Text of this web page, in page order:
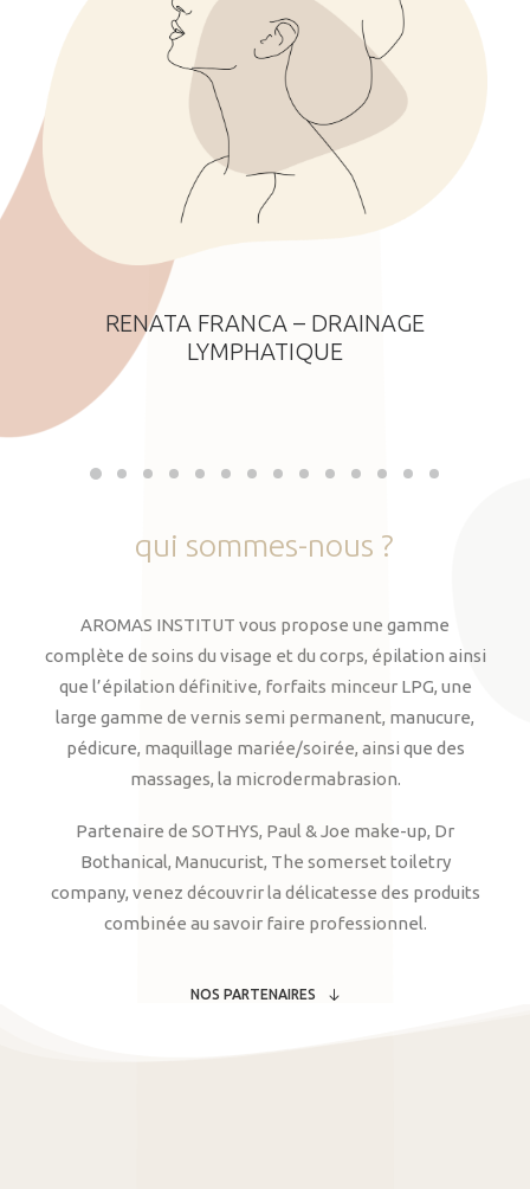
RENATA FRANCA – DRAINAGE
LYMPHATIQUE
qui sommes-nous ?
AROMAS INSTITUT vous propose une gamme
complète de soins du visage et du corps, épilation ainsi
que l’épilation définitive, forfaits minceur LPG, une
large gamme de vernis semi permanent, manucure,
pédicure, maquillage mariée/soirée, ainsi que des
massages, la microdermabrasion.
Partenaire de SOTHYS, Paul & Joe make-up, Dr
Bothanical, Manucurist, The somerset toiletry
company, venez découvrir la délicatesse des produits
combinée au savoir faire professionnel.
NOS PARTENAIRES